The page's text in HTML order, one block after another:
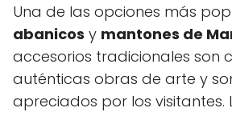
Una de las opciones más
abanicos y mantones de
accesorios tradicionales son
auténticas obras de arte y
apreciados por los visitantes.